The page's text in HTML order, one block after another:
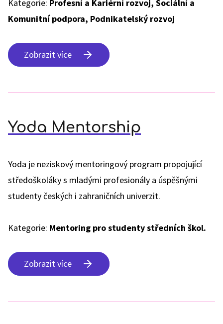
Kategorie: Profesní a Kariérní rozvoj, Sociální a
Komunitní podpora, Podnikatelský rozvoj
Zobrazit více
Yoda Mentorship
Yoda je neziskový mentoringový program propojující
středoškoláky s mladými profesionály a úspěšnými
studenty českých i zahraničních univerzit.
Kategorie: Mentoring pro studenty středních škol.
Zobrazit více